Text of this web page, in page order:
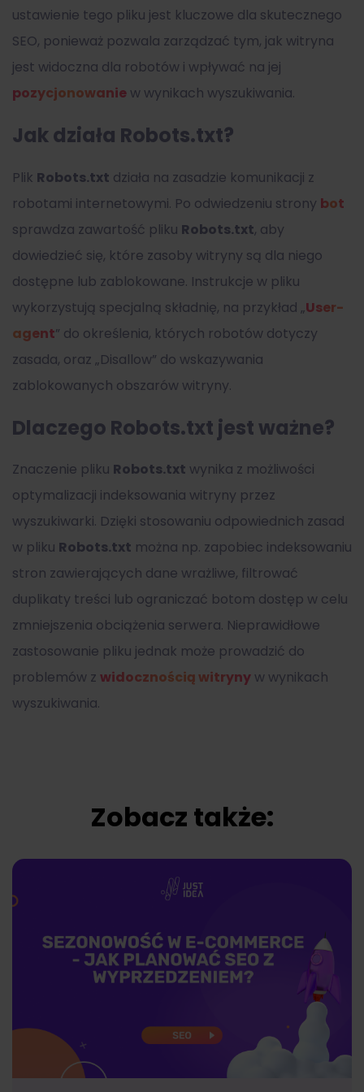
ustawienie tego pliku jest kluczowe dla skutecznego
SEO, ponieważ pozwala zarządzać tym, jak witryna
jest widoczna dla robotów i wpływać na jej
pozycjonowanie w wynikach wyszukiwania.
Jak działa Robots.txt?
Plik Robots.txt działa na zasadzie komunikacji z
robotami internetowymi. Po odwiedzeniu strony bot
sprawdza zawartość pliku Robots.txt, aby
dowiedzieć się, które zasoby witryny są dla niego
dostępne lub zablokowane. Instrukcje w pliku
wykorzystują specjalną składnię, na przykład „User-
agent” do określenia, których robotów dotyczy
zasada, oraz „Disallow” do wskazywania
zablokowanych obszarów witryny.
Dlaczego Robots.txt jest ważne?
Znaczenie pliku Robots.txt wynika z możliwości
optymalizacji indeksowania witryny przez
wyszukiwarki. Dzięki stosowaniu odpowiednich zasad
w pliku Robots.txt można np. zapobiec indeksowaniu
stron zawierających dane wrażliwe, filtrować
duplikaty treści lub ograniczać botom dostęp w celu
zmniejszenia obciążenia serwera. Nieprawidłowe
zastosowanie pliku jednak może prowadzić do
problemów z widocznością witryny w wynikach
wyszukiwania.
Zobacz także: